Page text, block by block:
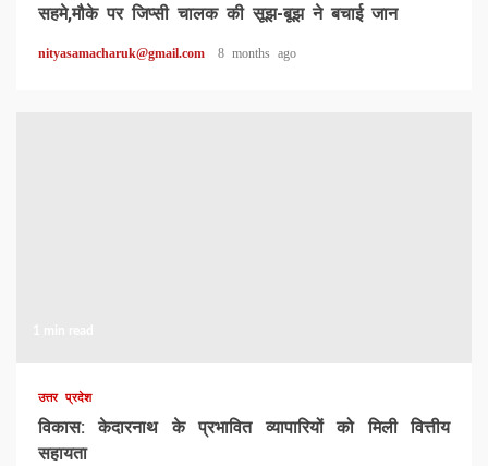
सहमे,मौके पर जिप्सी चालक की सूझ-बूझ ने बचाई जान
nityasamacharuk@gmail.com 8 months ago
उत्तर प्रदेश
विकास: केदारनाथ के प्रभावित व्यापारियों को मिली वित्तीय
सहायता